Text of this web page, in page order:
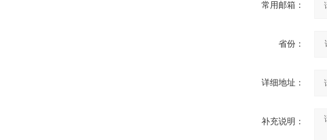
常用邮箱：
省份：
详细地址：
补充说明：